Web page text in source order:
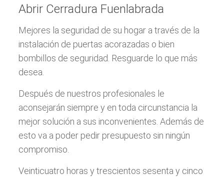
Abrir Cerradura Fuenlabrada
Mejores la seguridad de su hogar a través de la
instalación de puertas acorazadas o bien
bombillos de seguridad. Resguarde lo que más
desea.
Después de nuestros profesionales le
aconsejarán siempre y en toda circunstancia la
mejor solución a sus inconvenientes. Además de
esto va a poder pedir presupuesto sin ningún
compromiso.
Veinticuatro horas y trescientos sesenta y cinco